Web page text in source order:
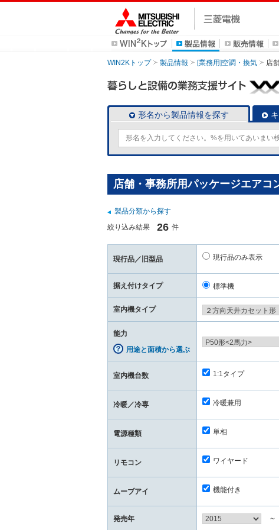
WIN2Kトップ 製品情報 [業務用]空調・換気 店
形名から製品情報を探す
店舗・事務所用パッケージエアコ
製品分類から探す
絞り込み結果
26 件
現行品／旧型品 現行品のみ表示
据え付けタイプ 標準機
室内機タイプ
能力
用途と面積から選ぶ
室内機台数 1:1タイプ
冷暖／冷専 冷暖兼用
電源種類 単相
リモコン ワイヤード
ムーブアイ 機能付き
発売年